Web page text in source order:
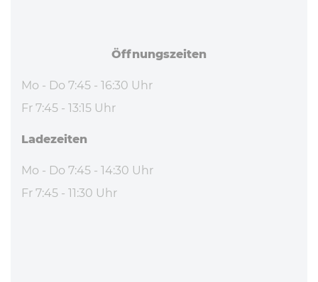
Öff­nungs­zei­ten
Mo - Do 7:45 - 16:30 Uhr
Fr 7:45 - 13:15 Uhr
La­de­zei­ten
Mo - Do 7:45 - 14:30 Uhr
Fr 7:45 - 11:30 Uhr